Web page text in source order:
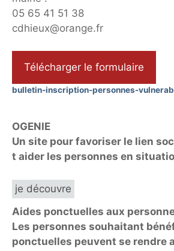
05 65 41 51 38
cdhieux@orange.fr
Télécharger le formulaire
bulletin-inscription-personnes-
OGENIE
Un site pour favoriser le lien
t aider les personnes en
je découvre
Aides ponctuelles aux
Les personnes souhaitant
ponctuelles peuvent se rendre